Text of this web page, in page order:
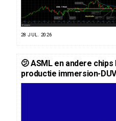
28 JUL. 2026
🫤 ASML en andere
productie immersion-